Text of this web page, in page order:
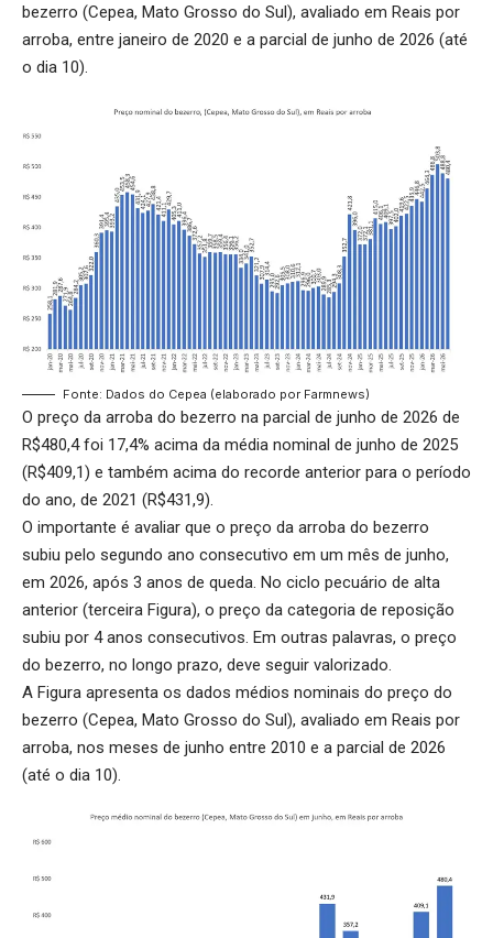
bezerro (Cepea, Mato Grosso do Sul), avaliado em Reais por
arroba, entre janeiro de 2020 e a parcial de junho de 2026 (até
o dia 10).
Fonte: Dados do Cepea (elaborado por Farmnews)
O preço da arroba do bezerro na parcial de junho de 2026 de
R$480,4 foi 17,4% acima da média nominal de junho de 2025
(R$409,1) e também acima do recorde anterior para o período
do ano, de 2021 (R$431,9).
O importante é avaliar que o preço da arroba do bezerro
subiu pelo segundo ano consecutivo em um mês de junho,
em 2026, após 3 anos de queda. No ciclo pecuário de alta
anterior (terceira Figura), o preço da categoria de reposição
subiu por 4 anos consecutivos. Em outras palavras, o preço
do bezerro, no longo prazo, deve seguir valorizado.
A Figura apresenta os dados médios nominais do preço do
bezerro (Cepea, Mato Grosso do Sul), avaliado em Reais por
arroba, nos meses de junho entre 2010 e a parcial de 2026
(até o dia 10).